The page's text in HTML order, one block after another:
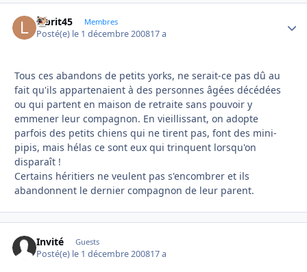
labrit45 Membres
Posté(e) le 1 décembre 200817 a
Tous ces abandons de petits yorks, ne serait-ce pas dû au
fait qu'ils appartenaient à des personnes âgées décédées
ou qui partent en maison de retraite sans pouvoir y
emmener leur compagnon. En vieillissant, on adopte
parfois des petits chiens qui ne tirent pas, font des mini-
pipis, mais hélas ce sont eux qui trinquent lorsqu'on
disparaît !
Certains héritiers ne veulent pas s'encombrer et ils
abandonnent le dernier compagnon de leur parent.
Invité Guests
Posté(e) le 1 décembre 200817 a